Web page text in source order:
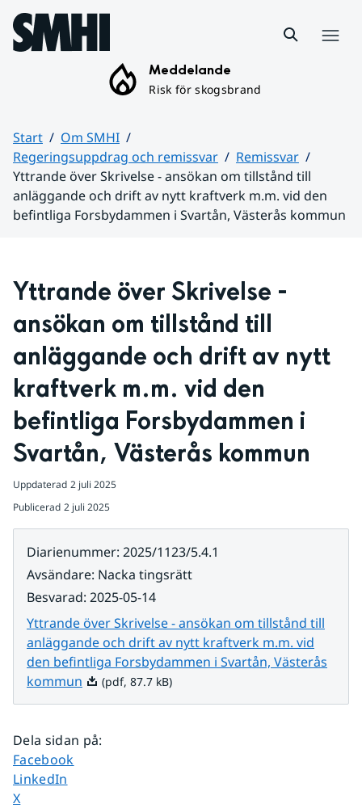
Hoppa till sidans innehåll
Meddelande
Risk för skogsbrand
Start
Om SMHI
Regeringsuppdrag och remissvar
Remissvar
Yttrande över Skrivelse - ansökan om tillstånd till
anläggande och drift av nytt kraftverk m.m. vid den
befintliga Forsbydammen i Svartån, Västerås kommun
Yttrande över Skrivelse -
ansökan om tillstånd till
anläggande och drift av nytt
kraftverk m.m. vid den
befintliga Forsbydammen i
Svartån, Västerås kommun
Uppdaterad 2 juli 2025
Publicerad 2 juli 2025
Diarienummer: 2025/1123/5.4.1
Avsändare: Nacka tingsrätt
Besvarad: 2025-05-14
Yttrande över Skrivelse - ansökan om tillstånd till
anläggande och drift av nytt kraftverk m.m. vid
den befintliga Forsbydammen i Svartån, Västerås
kommun Pdf, 87.7 kB.
(pdf, 87.7 kB)
Dela sidan på:
Dela sidan på
Facebook
Dela sidan på
LinkedIn
Dela sidan på
X